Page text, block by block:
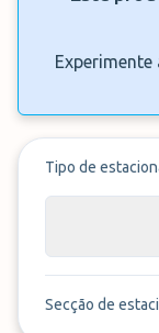
Tipo de
Secção de